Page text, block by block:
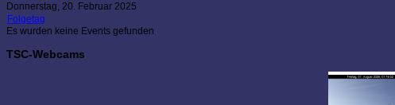
Donnerstag, 20. Februar 2025
Folgetag
Es wurden keine Events gefunden
TSC-Webcams